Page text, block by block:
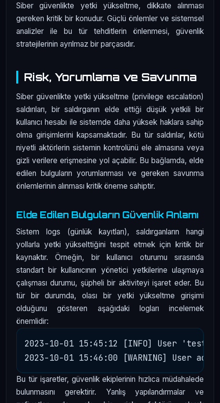
Siber güvenlikte yetki yükseltme, dikkate alınması
gereken kritik bir konudur. Güçlü önlemler ve sistemsel
analizler ile bu tür tehditlerin önlenmesi, güvenlik
stratejilerinin ayrılmaz bir parçasıdır.
Risk, Yorumlama ve Savunma
Siber güvenlikte yetki yükseltme (privilege escalation)
saldırıları, bir saldırganın elde ettiği düşük yetkili bir
kullanıcı hesabı ile sistemde daha yüksek haklara sahip
olma girişimlerini kapsamaktadır. Bu tür saldırılar, kötü
niyetli aktörlerin sistemin kontrolünü ele almasına veya
gizli verilere erişmesine yol açabilir. Bu bağlamda, elde
edilen bulguların yorumlanması ve gereken savunma
önlemlerinin alınması kritik öneme sahiptir.
Elde Edilen Bulguların Güvenlik Anlamı
Sistem logs (günlük kayıtları), saldırganların hangi
yollarla yetki yükselttiğini tespit etmek için kritik bir
kaynaktır. Örneğin, bir kullanıcı oturumu sırasında
standart bir kullanıcının yönetici yetkilerine ulaşmaya
çalışması durumu, şüpheli bir aktiviteyi işaret eder. Bu
tür bir durumda, olası bir yetki yükseltme girişimi
olduğunu gösteren aşağıdaki logları incelemek
önemlidir:
2023-10-01 15:45:12 [INFO] User
Bu tür işaretler, güvenlik ekiplerinin hızlıca müdahalede
bulunmasını gerektirir. Yanlış yapılandırmalar ve